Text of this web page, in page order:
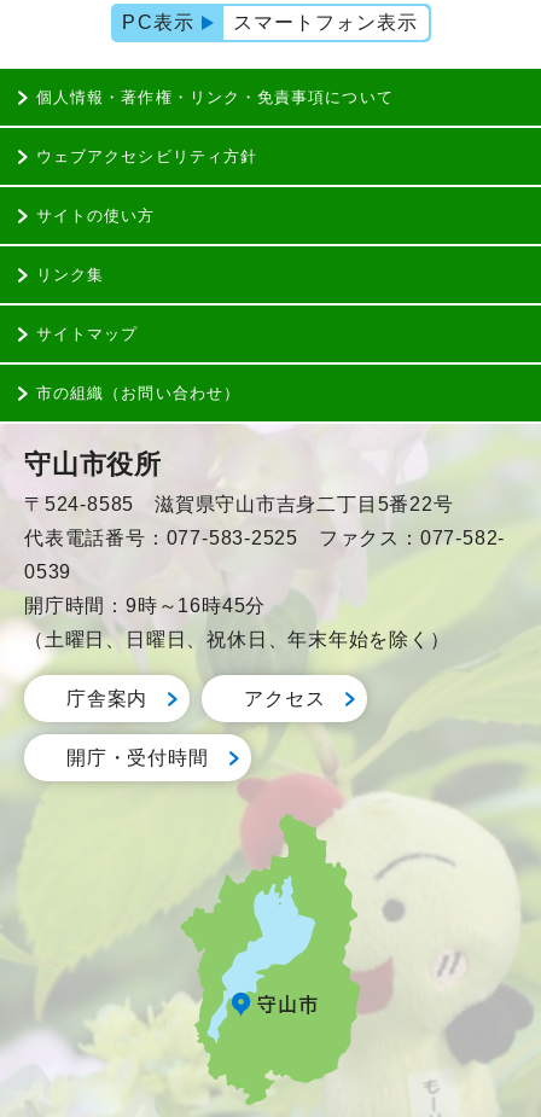
PC表示 スマートフォン表示
個人情報・著作権・リンク・免責事項について
ウェブアクセシビリティ方針
サイトの使い方
リンク集
サイトマップ
市の組織（お問い合わせ）
守山市役所
〒524-8585 滋賀県守山市吉身二丁目5番22号
代表電話番号：077-583-2525 ファクス：077-582-
0539
開庁時間：9時～16時45分
（土曜日、日曜日、祝休日、年末年始を除く）
庁舎案内 アクセス
開庁・受付時間